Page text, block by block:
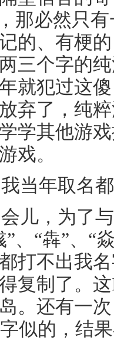
那必然只
的、有梗
三个字的
就犯过这
弃了，纯
学其他游
戏。
当年取名
儿，为了
、“犇”、“
打不出我
复制了。
。还有一
似的，结